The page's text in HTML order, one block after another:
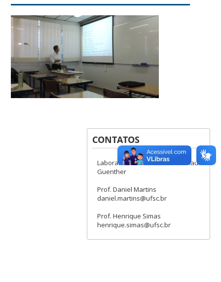
CONTATOS
Laboratório de Robótica Prof. Raul
Guenther
Prof. Daniel Martins
daniel.martins@ufsc.br
Prof. Henrique Simas
henrique.simas@ufsc.br